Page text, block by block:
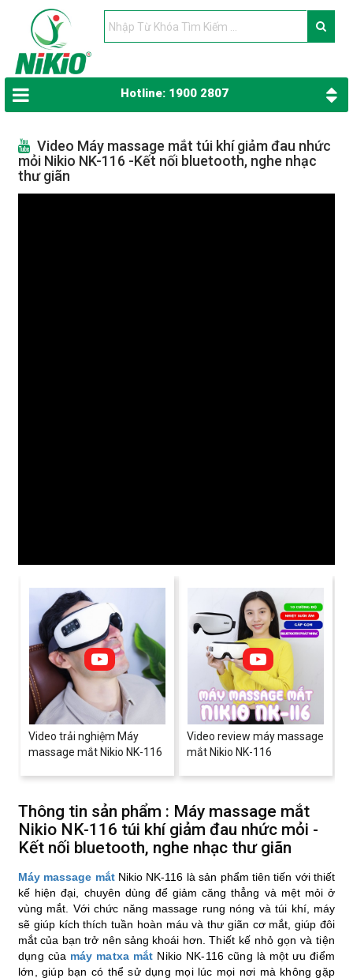
Hotline: 1900 2807
Video Máy massage mắt túi khí giảm đau nhức
mỏi Nikio NK-116 -Kết nối bluetooth, nghe nhạc
thư giãn
Video trải nghiệm Máy
massage mắt Nikio NK-116
Video review máy massage
mắt Nikio NK-116
Thông tin sản phẩm : Máy massage mắt
Nikio NK-116 túi khí giảm đau nhức mỏi -
Kết nối bluetooth, nghe nhạc thư giãn
Máy massage mắt Nikio NK-116 là sản phẩm tiên tiến với thiết
kế hiện đại, chuyên dùng để giảm căng thẳng và mệt mỏi ở
vùng mắt. Với chức năng massage rung nóng và túi khí, máy
sẽ giúp kích thích tuần hoàn máu và thư giãn cơ mắt, giúp đôi
mắt của bạn trở nên sảng khoái hơn. Thiết kế nhỏ gọn và tiện
dụng của máy matxa mắt Nikio NK-116 cũng là một ưu điểm
lớn, giúp bạn có thể sử dụng mọi lúc mọi nơi mà không gặp